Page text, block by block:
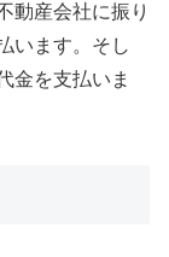
動産会社に振り
います。そし
金を支払いま